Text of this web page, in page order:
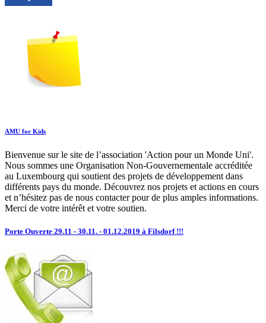
AMU for Kids
Bienvenue sur le site de l’association 'Action pour un Monde Uni'.
Nous sommes une Organisation Non-Gouvernementale accréditée
au Luxembourg qui soutient des projets de développement dans
différents pays du monde. Découvrez nos projets et actions en cours
et n’hésitez pas de nous contacter pour de plus amples informations.
Merci de votre intérêt et votre soutien.
Porte Ouverte 29.11 - 30.11. - 01.12.2019 à Filsdorf !!!